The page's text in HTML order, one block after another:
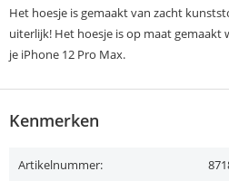
Het hoesje is gemaakt van zacht
uiterlijk! Het hoesje is op maat gemaakt
je iPhone 12 Pro Max.
Kenmerken
Artikelnummer: